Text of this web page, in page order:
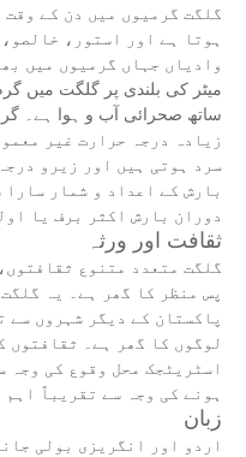
گلگت گرمیوں میں دن کے
ہوتا ہے اور استور،
وادیاں جہاں گرمیوں میں
زیادہ درجہ حرارت غیر
سرد ہوتی ہیں اور زیرو
بارش کے اعداد و شمار
دوران بارش اکثر برف یا
ثقافت اور ورثہ
گلگت متعدد متنوع
پس منظر کا گھر ہے۔ یہ
پاکستان کے دیگر شہروں سے
لوگوں کا گھر ہے۔ ثقافتوں
اسٹریٹجک محل وقوع کی وجہ
ہونے کی وجہ سے تقریباً
زبان
اردو اور انگریزی بولی